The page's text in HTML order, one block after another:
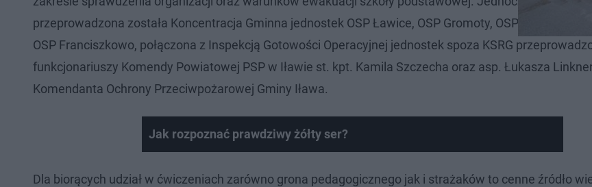
przeprowadzona została Koncentracja Gminna jednostek OSP Ławice, OSP Gromoty, OSP Rudzienice,
OSP Franciszkowo, połączona z Inspekcją Gotowości Operacyjnej jednostek spoza KSRG
funkcjonariuszy Komendy Powiatowej PSP w Iławie st. kpt. Kamila Szczecha oraz asp. Łukasza
Komendanta Ochrony Przeciwpożarowej Gminy Iława.
Jak rozpoznać prawdziwy żółty ser?
Dla biorących udział w ćwiczeniach zarówno grona pedagogicznego jak i strażaków to cenne źródło